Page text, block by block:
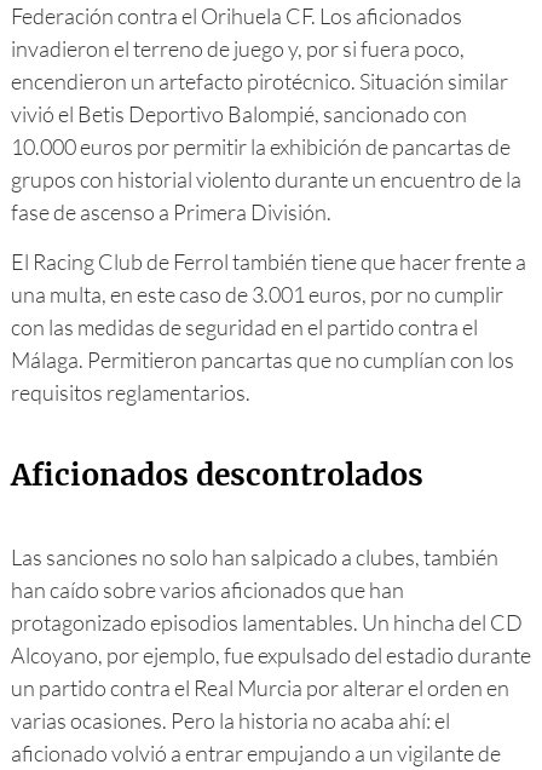
Federación contra el Orihuela CF. Los aficionados
invadieron el terreno de juego y, por si fuera poco,
encendieron un artefacto pirotécnico. Situación similar
vivió el Betis Deportivo Balompié, sancionado con
10.000 euros por permitir la exhibición de pancartas de
grupos con historial violento durante un encuentro de la
fase de ascenso a Primera División.
El Racing Club de Ferrol también tiene que hacer frente a
una multa, en este caso de 3.001 euros, por no cumplir
con las medidas de seguridad en el partido contra el
Málaga. Permitieron pancartas que no cumplían con los
requisitos reglamentarios.
Aficionados descontrolados
Las sanciones no solo han salpicado a clubes, también
han caído sobre varios aficionados que han
protagonizado episodios lamentables. Un hincha del CD
Alcoyano, por ejemplo, fue expulsado del estadio durante
un partido contra el Real Murcia por alterar el orden en
varias ocasiones. Pero la historia no acaba ahí: el
aficionado volvió a entrar empujando a un vigilante de